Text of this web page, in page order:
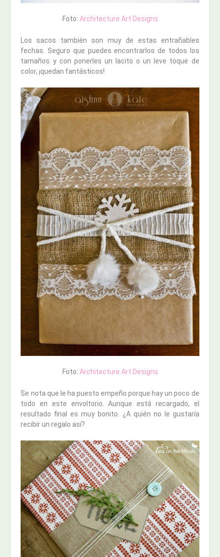
Foto: Architecture Art Designs
Los sacos también son muy de estas entrañables
fechas. Seguro que puedes encontrarlos de todos los
tamaños y con ponerles un lacito o un leve toque de
color, ¡quedan fantásticos!
Foto: Architecture Art Designs
Se nota que le ha puesto empeño porque hay un poco de
todo en este envoltorio. Aunque está recargado, el
resultado final es muy bonito. ¿A quién no le gustaría
recibir un regalo así?